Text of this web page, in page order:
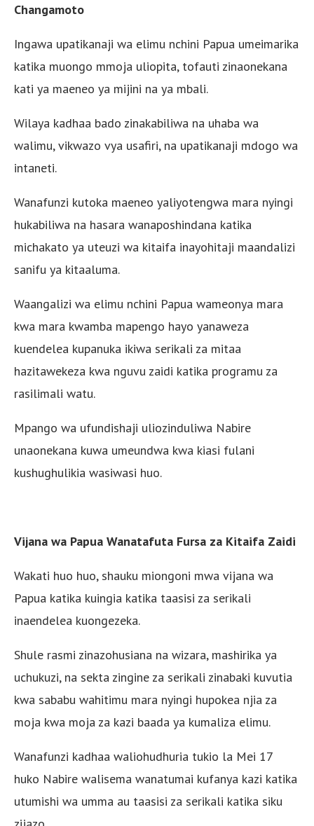
Changamoto
Ingawa upatikanaji wa elimu nchini Papua umeimarika
katika muongo mmoja uliopita, tofauti zinaonekana
kati ya maeneo ya mijini na ya mbali.
Wilaya kadhaa bado zinakabiliwa na uhaba wa
walimu, vikwazo vya usafiri, na upatikanaji mdogo wa
intaneti.
Wanafunzi kutoka maeneo yaliyotengwa mara nyingi
hukabiliwa na hasara wanaposhindana katika
michakato ya uteuzi wa kitaifa inayohitaji maandalizi
sanifu ya kitaaluma.
Waangalizi wa elimu nchini Papua wameonya mara
kwa mara kwamba mapengo hayo yanaweza
kuendelea kupanuka ikiwa serikali za mitaa
hazitawekeza kwa nguvu zaidi katika programu za
rasilimali watu.
Mpango wa ufundishaji uliozinduliwa Nabire
unaonekana kuwa umeundwa kwa kiasi fulani
kushughulikia wasiwasi huo.
Vijana wa Papua Wanatafuta Fursa za Kitaifa Zaidi
Wakati huo huo, shauku miongoni mwa vijana wa
Papua katika kuingia katika taasisi za serikali
inaendelea kuongezeka.
Shule rasmi zinazohusiana na wizara, mashirika ya
uchukuzi, na sekta zingine za serikali zinabaki kuvutia
kwa sababu wahitimu mara nyingi hupokea njia za
moja kwa moja za kazi baada ya kumaliza elimu.
Wanafunzi kadhaa waliohudhuria tukio la Mei 17
huko Nabire walisema wanatumai kufanya kazi katika
utumishi wa umma au taasisi za serikali katika siku